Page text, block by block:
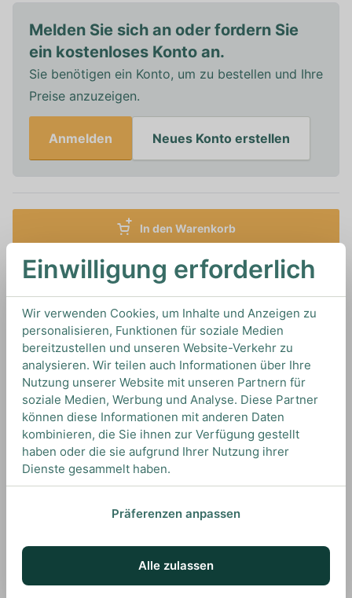
Melden Sie sich an oder fordern Sie
ein kostenloses Konto an.
Sie benötigen ein Konto, um zu bestellen und Ihre
Preise anzuzeigen.
Anmelden Neues Konto erstellen
In den Warenkorb
0,7L 40%
Artikelnummer: 17116
HOW TO DRINK
Wir empfehlen diesen Tequila pur zu genießen
um all seine Aromen optimal wahrnehmen zu
können.
Spezifikationen
Einwilligung erforderlich
Wir verwenden Cookies, um Inhalte und Anzeigen zu
personalisieren, Funktionen für soziale Medien
bereitzustellen und unseren Website-Verkehr zu
analysieren. Wir teilen auch Informationen über Ihre
Nutzung unserer Website mit unseren Partnern für
soziale Medien, Werbung und Analyse. Diese Partner
können diese Informationen mit anderen Daten
kombinieren, die Sie ihnen zur Verfügung gestellt
haben oder die sie aufgrund Ihrer Nutzung ihrer
Dienste gesammelt haben.
Präferenzen anpassen
Alle zulassen